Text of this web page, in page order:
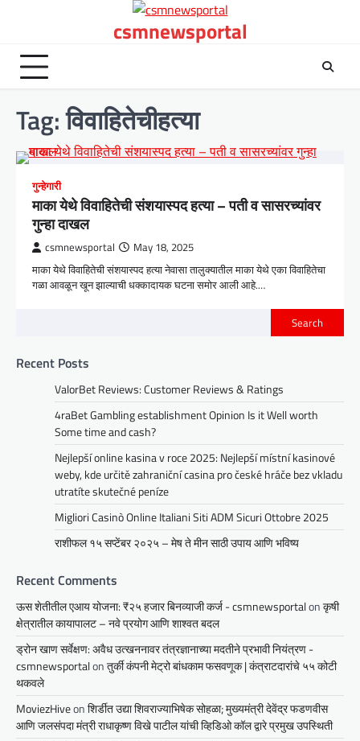
csmnewsportal
Tag:विवाहितेचीहत्या
गुन्हेगारी
माका येथे विवाहितेची संशयास्पद हत्या – पती व सासरच्यांवर
गुन्हा दाखल
csmnewsportal May 18, 2025
माका येथे विवाहितेची संशयास्पद हत्या नेवासा तालुक्यातील माका येथे एका विवाहितेचा
गळा आवळून खून झाल्याची धक्कादायक घटना समोर आली आहे.…
Search
Recent Posts
ValorBet Reviews: Customer Reviews & Ratings
4raBet Gambling establishment Opinion Is it Well worth
Some time and cash?
Nejlepší online kasina v roce 2025: Nejlepší místní kasinové
weby, kde určitě zahraniční casina pro české hráče bez vkladu
utratíte skutečné peníze
Migliori Casinò Online Italiani Siti ADM Sicuri Ottobre 2025
राशीफल १५ सप्टेंबर २०२५ – मेष ते मीन साठी उपाय आणि भविष्य
Recent Comments
ऊस शेतीतील एआय योजना: ₹२५ हजार बिनव्याजी कर्ज - csmnewsportalonकृषी
क्षेत्रातील कायापालट – नवे प्रयोग आणि शाश्वत बदल
ड्रोन खाण सर्वेक्षण: अवैध उत्खननावर तंत्रज्ञानाच्या मदतीने प्रभावी नियंत्रण -
csmnewsportalonतुर्की कंपनी मेट्रो बांधकाम फसवणूक | कंत्राटदारांचे ५५ कोटी
थकवले
MoviezHiveonशिर्डीत उद्या शिवराज्याभिषेक सोहळा; मुख्यमंत्री देवेंद्र फडणवीस
आणि जलसंपदा मंत्री राधाकृष्ण विखे पाटील यांची व्हिडिओ कॉल द्वारे प्रमुख उपस्थिती